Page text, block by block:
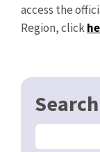
access the
Region, click
Search